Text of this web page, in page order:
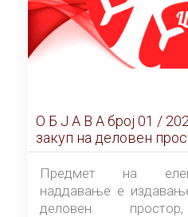
О Б Ј А В А брoj 01 /
закуп на деловен
ЕЛЕКТРОНСКО
Предмет на
наддавање е
деловен простор,